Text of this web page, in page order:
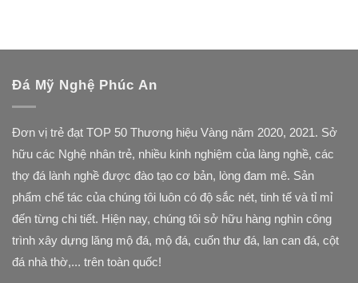
Đá Mỹ Nghệ Phúc An
Đơn vị trẻ đạt TOP 50 Thương hiệu Vàng năm 2020, 2021. Sở
hữu các Nghệ nhân trẻ, nhiều kinh nghiệm của làng nghề, các
thợ đá lành nghề được đào tạo cơ bản, lòng đam mê. Sản
phẩm chế tác của chúng tôi luôn có độ sắc nét, tinh tế và tỉ mỉ
đến từng chi tiết. Hiện nay, chúng tôi sở hữu hàng nghìn công
trình xây dựng lăng mộ đá, mộ đá, cuốn thư đá, lan can đá, cột
đá nhà thờ,... trên toàn quốc!